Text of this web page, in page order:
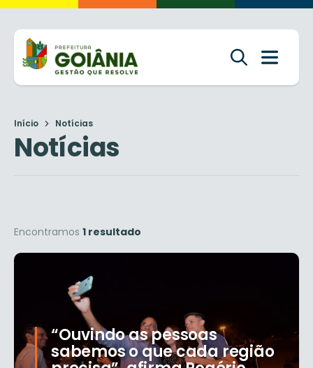
Início Notícias
Notícias
Encontramos 1 resultado
“Ouvindo as pessoas
sabemos o que cada região